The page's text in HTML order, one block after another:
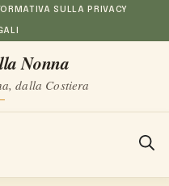
SULLA PRIVACY
Nonna
dalla Costiera